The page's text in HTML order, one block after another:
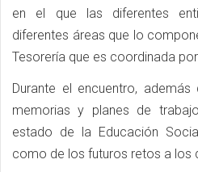
en el que las diferentes
diferentes áreas que lo
Tesorería que es coordinada
Durante el encuentro,
memorias y planes de
estado de la Educación
como de los futuros retos a los